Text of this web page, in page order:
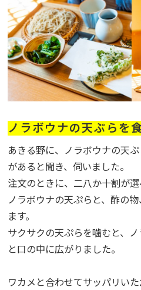
ノラボウナの天ぷらを
あきる野に、ノラボウナの天
があると聞き、伺いました。
注文のときに、二八か十割が選
ノラボウナの天ぷらと、酢の
ます。
サクサクの天ぷらを噛むと、
と口の中に広がりました。
ワカメと合わせてサッパリい